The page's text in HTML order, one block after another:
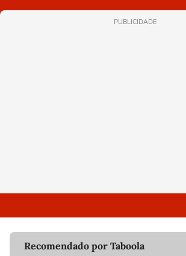
PUBLICIDADE
Recomendado por Taboola